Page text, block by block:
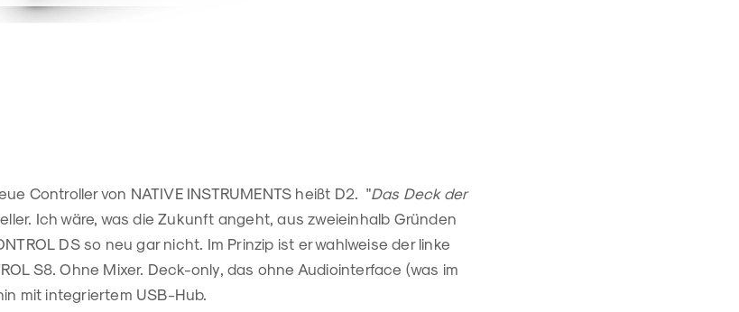
Controller von NATIVE INSTRUMENTS heißt D2. "Das Deck der
Ich wäre, was die Zukunft angeht, aus zweieinhalb Gründen
DS so neu gar nicht. Im Prinzip ist er wahlweise der linke
S8. Ohne Mixer. Deck-only, das ohne Audiointerface (was im
mit integriertem USB-Hub.